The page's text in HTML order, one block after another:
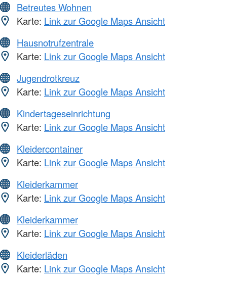
Betreutes Wohnen
Karte: Link zur Google Maps Ansicht
Hausnotrufzentrale
Karte: Link zur Google Maps Ansicht
Jugendrotkreuz
Karte: Link zur Google Maps Ansicht
Kindertageseinrichtung
Karte: Link zur Google Maps Ansicht
Kleidercontainer
Karte: Link zur Google Maps Ansicht
Kleiderkammer
Karte: Link zur Google Maps Ansicht
Kleiderkammer
Karte: Link zur Google Maps Ansicht
Kleiderläden
Karte: Link zur Google Maps Ansicht